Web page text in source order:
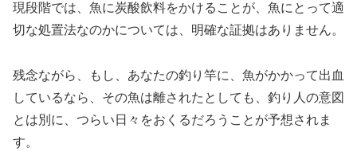
現段階では、魚に炭酸飲料をかけることが、魚にとって適
切な処置法なのかについては、明確な証拠はありません。
残念ながら、もし、あなたの釣り竿に、魚がかかって出血
しているなら、その魚は離されたとしても、釣り人の意図
とは別に、つらい日々をおくるだろうことが予想されま
す。